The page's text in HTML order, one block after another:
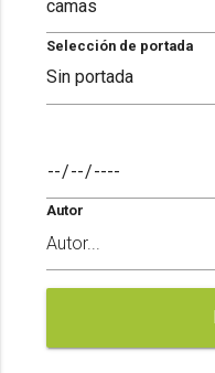
Selección de portada
Autor